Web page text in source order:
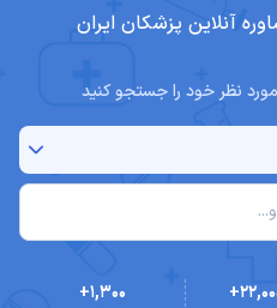
آنلاین پزشکان ایران
نظر خود را جستجو کنید
+1,300